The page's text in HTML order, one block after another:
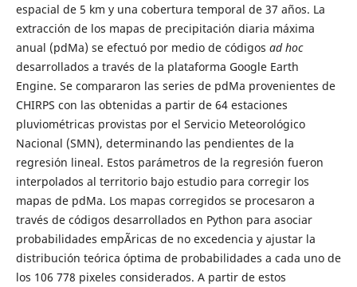
espacial de 5 km y una cobertura temporal de 37 años. La
extracción de los mapas de precipitación diaria máxima
anual (pdMa) se efectuó por medio de códigos ad hoc
desarrollados a través de la plataforma Google Earth
Engine. Se compararon las series de pdMa provenientes de
CHIRPS con las obtenidas a partir de 64 estaciones
pluviométricas provistas por el Servicio Meteorológico
Nacional (SMN), determinando las pendientes de la
regresión lineal. Estos parámetros de la regresión fueron
interpolados al territorio bajo estudio para corregir los
mapas de pdMa. Los mapas corregidos se procesaron a
través de códigos desarrollados en Python para asociar
probabilidades empÃ­ricas de no excedencia y ajustar la
distribución teórica óptima de probabilidades a cada uno de
los 106 778 pixeles considerados. A partir de estos